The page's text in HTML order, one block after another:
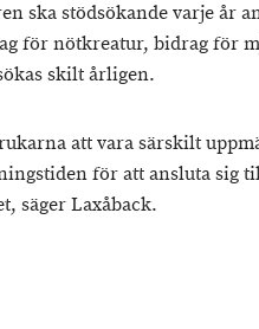
ska stödsökande varje år
för nötkreatur, bidrag för
skilt årligen.
att vara särskilt
för att ansluta sig
säger Laxåback.